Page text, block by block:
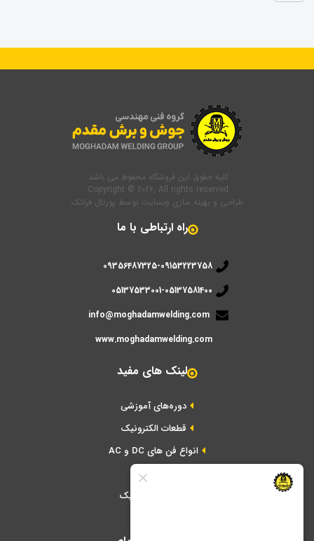
کلیه حقوق این فروشگاه محفوظ می باشد.
Copyright © 2026, All rights reserved.
طراحی و بهینه سازی وبسایت توسط پورتال فراتک
راه ارتباطی با ما
09356487325-09153223758
05137533001-05137581400
info@moghadamwelding.com
www.moghadamwelding.com
لینک های مفید
دوره‌های آموزشی
قطعات الکترونیک
انواع فن های DC و AC
ابزار تعمیرات
برد های الکترونیک